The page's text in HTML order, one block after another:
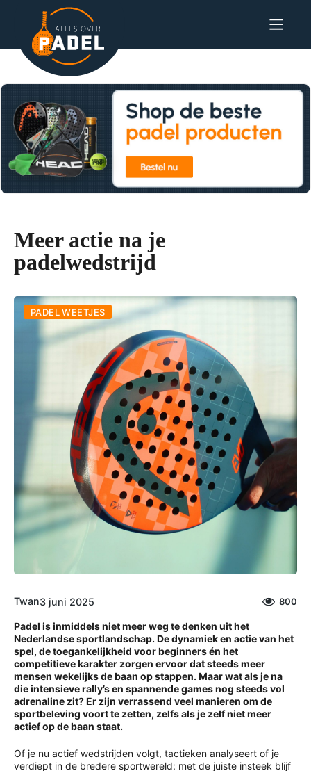
Meer actie na je
padelwedstrijd
PADEL WEETJES
Twan3 juni 2025 800
Padel is inmiddels niet meer weg te denken uit het
Nederlandse sportlandschap. De dynamiek en actie van het
spel, de toegankelijkheid voor beginners én het
competitieve karakter zorgen ervoor dat steeds meer
mensen wekelijks de baan op stappen. Maar wat als je na
die intensieve rally’s en spannende games nog steeds vol
adrenaline zit? Er zijn verrassend veel manieren om de
sportbeleving voort te zetten, zelfs als je zelf niet meer
actief op de baan staat.
Of je nu actief wedstrijden volgt, tactieken analyseert of je
verdiept in de bredere sportwereld: met de juiste insteek blijf